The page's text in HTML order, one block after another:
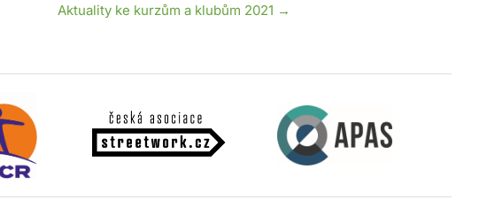
Aktuality ke kurzům a klubům 2021 →